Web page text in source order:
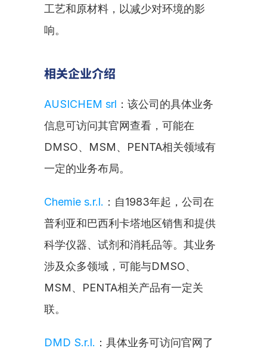
工艺和原材料，以减少对环境的影
响。
相关企业介绍
AUSICHEM srl ：该公司的具体业务
信息可访问其官网查看，可能在
DMSO、MSM、PENTA相关领域有
一定的业务布局。
Chemie s.r.l. ：自1983年起，公司在
普利亚和巴西利卡塔地区销售和提供
科学仪器、试剂和消耗品等。其业务
涉及众多领域，可能与DMSO、
MSM、PENTA相关产品有一定关
联。
DMD S.r.l. ：具体业务可访问官网了